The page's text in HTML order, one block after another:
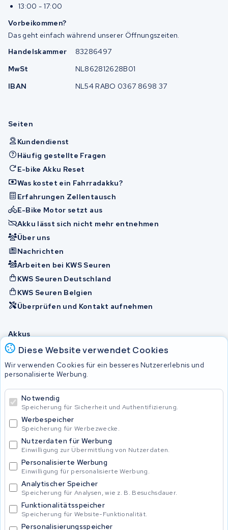
Diese Website verwendet Cookies
Wir verwenden Cookies für ein besseres Nutzererlebnis und
personalisierte Werbung.
Notwendig
Speicherung für Sicherheit und Authentifizierung.
Werbespeicher
Speicherung für Werbezwecke.
Nutzerdaten für Werbung
Einwilligung zur Übermittlung von Nutzerdaten.
Personalisierte Werbung
Einwilligung für personalisierte Werbung.
Analytischer Speicher
Speicherung für Analysen, wie z. B. Besuchsdauer.
Funktionalitätsspeicher
Speicherung für Website-Funktionalität.
Personalisierungsspeicher
13:00 - 17:00
Vorbeikommen?
Das geht einfach während unserer Öffnungszeiten.
Handelskammer
83286497
MwSt
NL862812628B01
IBAN
NL54 RABO 0367 8698 37
Seiten
Kundendienst
Häufig gestellte Fragen
E-bike Akku Reset
Was kostet ein Fahrradakku?
Erfahrungen Zellentausch
E-Bike Motor setzt aus
Akku lässt sich nicht mehr entnehmen
Über uns
Nachrichten
Arbeiten bei KWS Seuren
KWS Seuren Deutschland
KWS Seuren Belgien
Überprüfen und Kontakt aufnehmen
Akkus
© 2026 KWS Seuren
Privacy Policy